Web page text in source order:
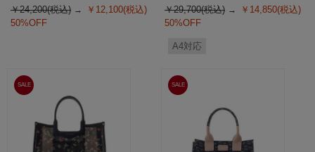
￥24,200(税込)
￥12,100(税込)
50%OFF
￥29,700(税込)
￥14,850(税込)
50%OFF
A4対応
SALE SALE